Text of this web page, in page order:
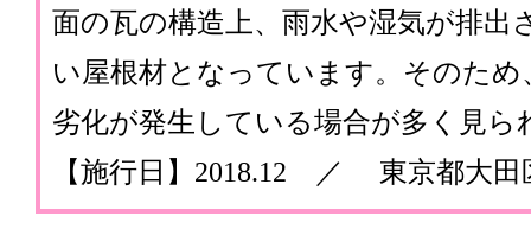
面の瓦の構造上、雨水や湿気が排出
い屋根材となっています。そのため
劣化が発生している場合が多く見ら
【施行日】2018.12 ／ 東京都大田